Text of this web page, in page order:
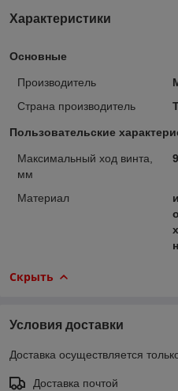
Характеристики
Основные
Производитель
Страна производитель
Пользовательские
Максимальный ход винта,
мм
Материал
Скрыть
Условия доставки
Доставка осуществляется
Доставка почтой